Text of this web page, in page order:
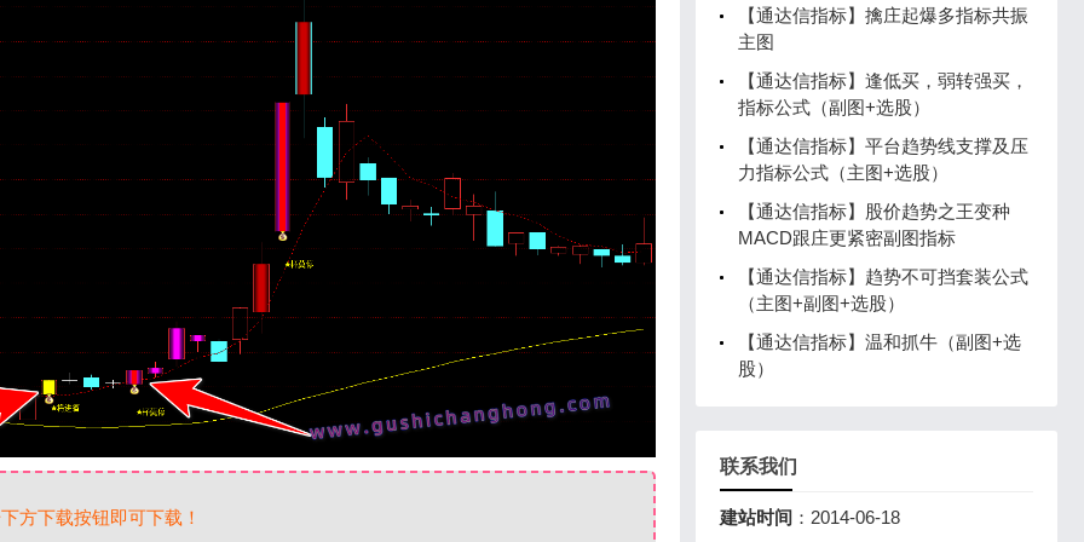
方下载按钮即可下载！
【通达信指标】擒庄起爆多指标共振
主图
【通达信指标】逢低买，弱转强买，
指标公式（副图+选股）
【通达信指标】平台趋势线支撑及压
力指标公式（主图+选股）
【通达信指标】股价趋势之王变种
MACD跟庄更紧密副图指标
【通达信指标】趋势不可挡套装公式
（主图+副图+选股）
【通达信指标】温和抓牛（副图+选
股）
联系我们
建站时间 ：2014-06-18